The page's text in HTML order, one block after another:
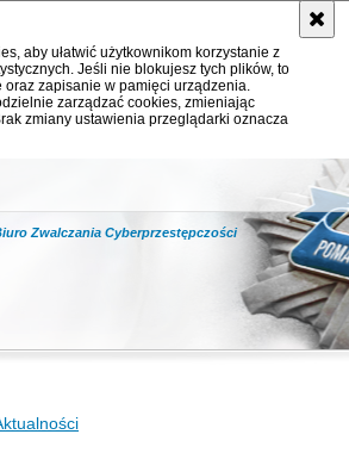
aby ułatwić użytkownikom korzystanie z
Jeśli nie blokujesz tych plików, to
oraz zapisanie w pamięci urządzenia.
zarządzać cookies, zmieniając
zmiany ustawienia przeglądarki oznacza
Zwalczania Cyberprzestępczości